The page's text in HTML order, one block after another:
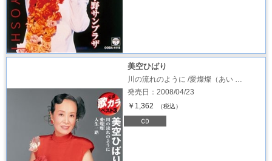
美空ひばり
川の流れのように /愛燦燦（あい …
発売日：2008/04/23
￥1,362
（税込）